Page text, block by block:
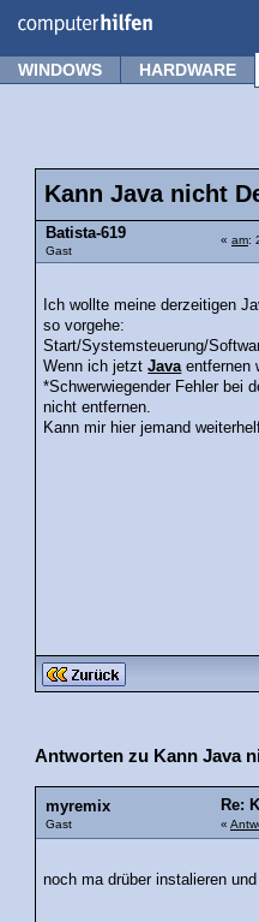
WINDOWS HARDWARE
Kann Java nicht
Batista-619
Gast
« am:
Ich wollte meine derzeitigen
so vorgehe:
Start/Systemsteuerung/
Wenn ich jetztJava entfernen
*Schwerwiegender Fehler bei
nicht entfernen.
Kann mir hier jemand
Antworten zu Kann Java
myremix
Gast
Re:
«
noch ma drüber instalieren